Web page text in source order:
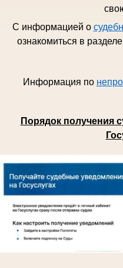
С информацией о
ознакомиться в
Информация по
Порядок получения